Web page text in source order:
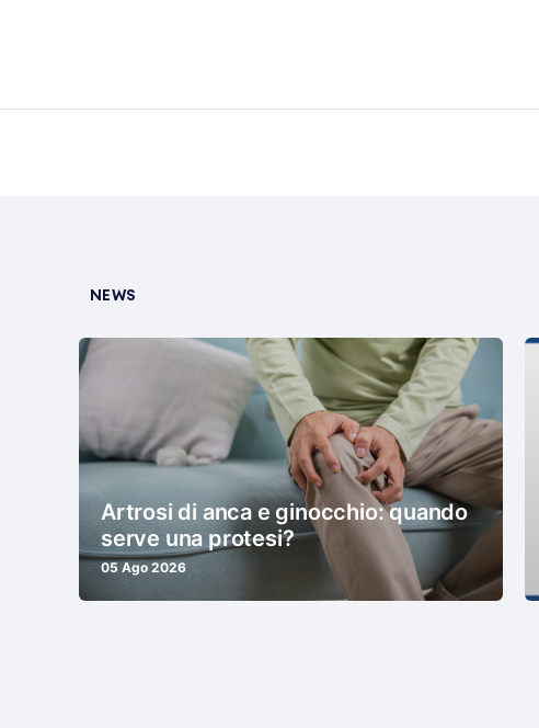
NEWS
Artrosi di anca e ginocchio: quando
serve una protesi?
05 Ago 2026